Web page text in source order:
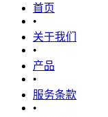
首页
•
关于我们
•
产品
•
‎服务条款‎
•